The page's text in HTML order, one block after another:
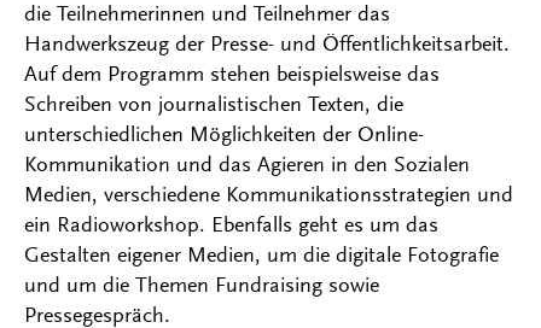
die Teilnehmerinnen und Teilnehmer das
Handwerkszeug der Presse- und Öffentlichkeitsarbeit.
Auf dem Programm stehen beispielsweise das
Schreiben von journalistischen Texten, die
unterschiedlichen Möglichkeiten der Online-
Kommunikation und das Agieren in den Sozialen
Medien, verschiedene Kommunikationsstrategien und
ein Radioworkshop. Ebenfalls geht es um das
Gestalten eigener Medien, um die digitale Fotografie
und um die Themen Fundraising sowie
Pressegespräch.